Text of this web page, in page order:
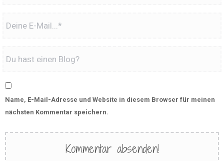
Name, E-Mail-Adresse und Website in diesem Browser für meinen
nächsten Kommentar speichern.